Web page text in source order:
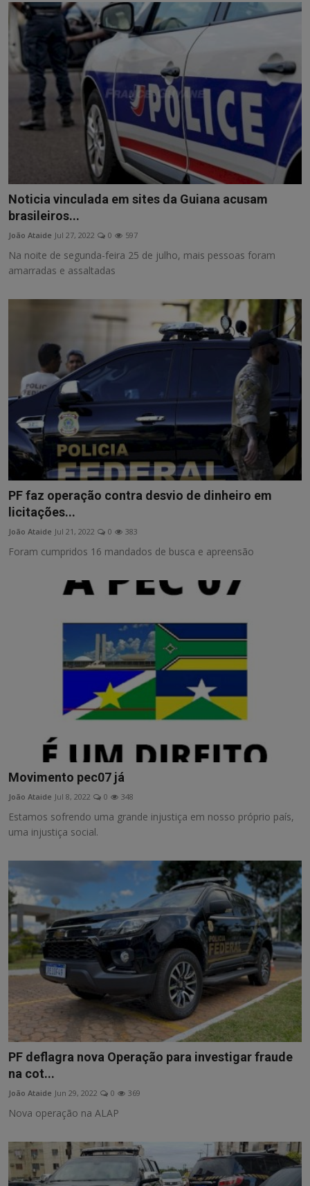
Noticia vinculada em sites da Guiana acusam
brasileiros...
João Ataide Jul 27, 2022 0 597
Na noite de segunda-feira 25 de julho, mais pessoas foram
amarradas e assaltadas
PF faz operação contra desvio de dinheiro em
licitações...
João Ataide Jul 21, 2022 0 383
Foram cumpridos 16 mandados de busca e apreensão
Movimento pec07 já
João Ataide Jul 8, 2022 0 348
Estamos sofrendo uma grande injustiça em nosso próprio país,
uma injustiça social.
PF deflagra nova Operação para investigar fraude
na cot...
João Ataide Jun 29, 2022 0 369
Nova operação na ALAP